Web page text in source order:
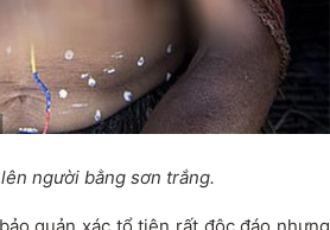
người bằng sơn trắng.